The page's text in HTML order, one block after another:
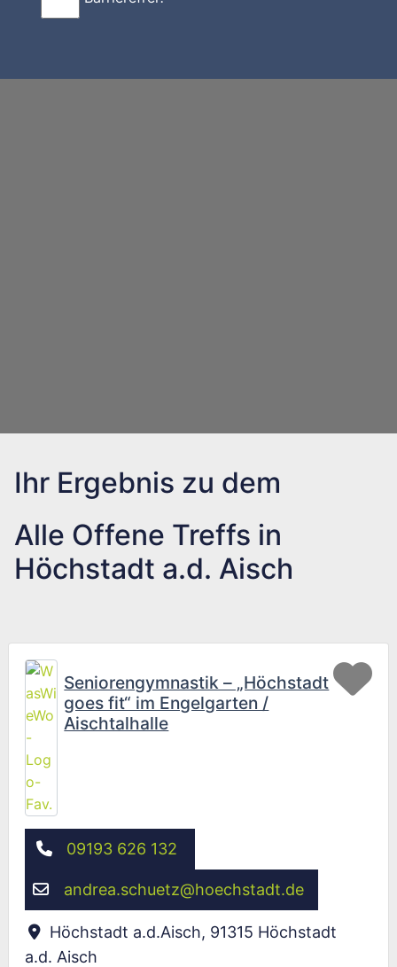
Ihr Ergebnis zu dem
Alle Offene Treffs in
Höchstadt a.d. Aisch
Seniorengymnastik – „Höchstadt
goes fit“ im Engelgarten /
Aischtalhalle
09193 626 132
andrea.schuetz@hoechstadt.de
Höchstadt a.d.Aisch, 91315 Höchstadt
a.d. Aisch